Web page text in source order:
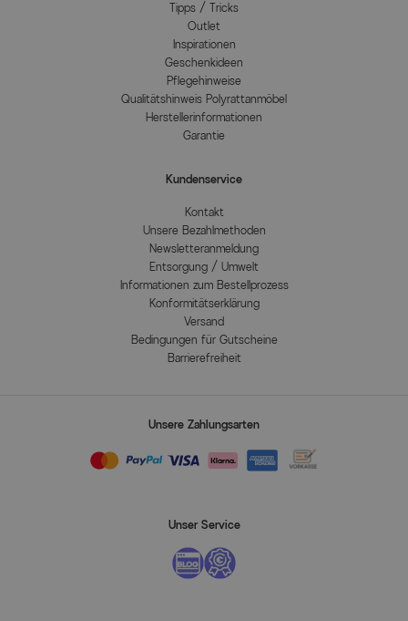
Tipps / Tricks
Outlet
Inspirationen
Geschenkideen
Pflegehinweise
Qualitätshinweis Polyrattanmöbel
Herstellerinformationen
Garantie
Kundenservice
Kontakt
Unsere Bezahlmethoden
Newsletteranmeldung
Entsorgung / Umwelt
Informationen zum Bestellprozess
Konformitätserklärung
Versand
Bedingungen für Gutscheine
Barrierefreiheit
Unsere Zahlungsarten
Unser Service